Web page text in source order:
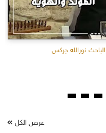
نورالله جركس
عرض الكل